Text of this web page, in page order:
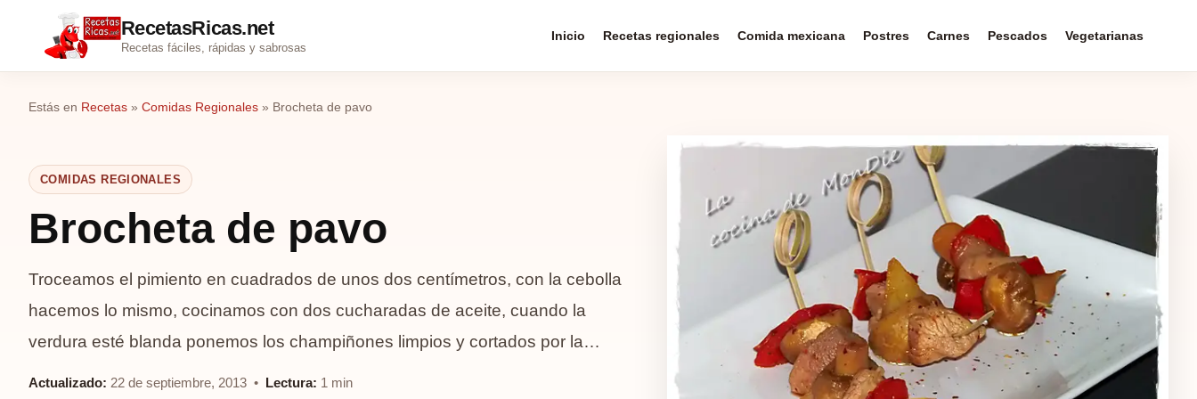
RecetasRicas.net
Recetas fáciles, rápidas y sabrosas
Inicio Recetas regionales Comida mexicana Postres Carnes Pescados Vegetarianas
Estás en Recetas » Comidas Regionales » Brocheta de pavo
COMIDAS REGIONALES
Brocheta de pavo
Troceamos el pimiento en cuadrados de unos dos centímetros, con la cebolla
hacemos lo mismo, cocinamos con dos cucharadas de aceite, cuando la
verdura esté blanda ponemos los champiñones limpios y cortados por la…
Actualizado: 22 de septiembre, 2013 • Lectura: 1 min